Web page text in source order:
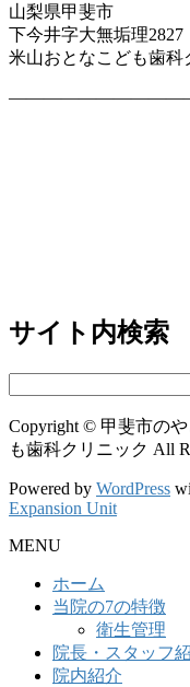
山梨県甲斐市
下今井字大無垢理2827
米山おとなこども歯科
サイト内検索
Copyright © 甲斐市の
も歯科クリニック All
Powered by WordPress
Expansion Unit
MENU
ホーム
当院の7の特徴
衛生管理
院長・スタッフ
院内紹介